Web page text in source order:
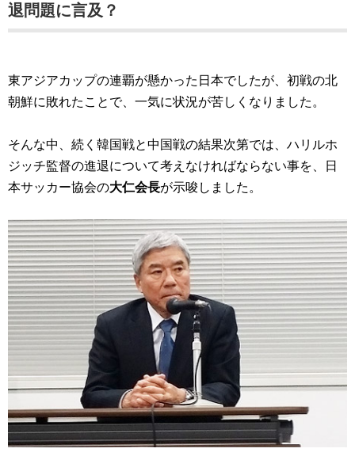
退問題に言及？
東アジアカップの連覇が懸かった日本でしたが、初戦の北
朝鮮に敗れたことで、一気に状況が苦しくなりました。
そんな中、続く韓国戦と中国戦の結果次第では、ハリルホ
ジッチ監督の進退について考えなければならない事を、日
本サッカー協会の大仁会長が示唆しました。